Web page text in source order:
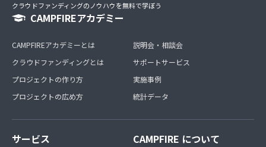
クラウドファンディングのノウハウを無料で学ぼう
CAMPFIREアカデミー
CAMPFIREアカデミーとは
クラウドファンディングとは
プロジェクトの作り方
プロジェクトの広め方
説明会・相談会
サポートサービス
実施事例
統計データ
サービス CAMPFIRE について